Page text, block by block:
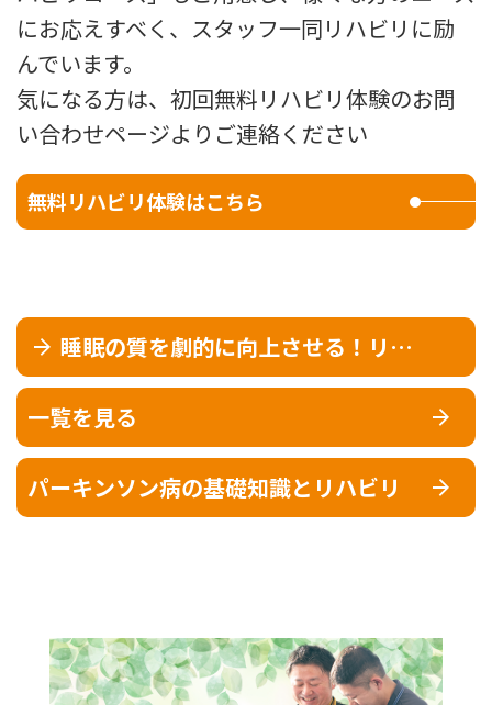
にお応えすべく、スタッフ一同リハビリに励
んでいます。
気になる方は、初回無料リハビリ体験のお問
い合わせページよりご連絡ください
無料リハビリ体験はこちら
睡眠の質を劇的に向上させる！リハ
ビリ専門家が教える改善術
一覧を見る
パーキンソン病の基礎知識とリハビリ